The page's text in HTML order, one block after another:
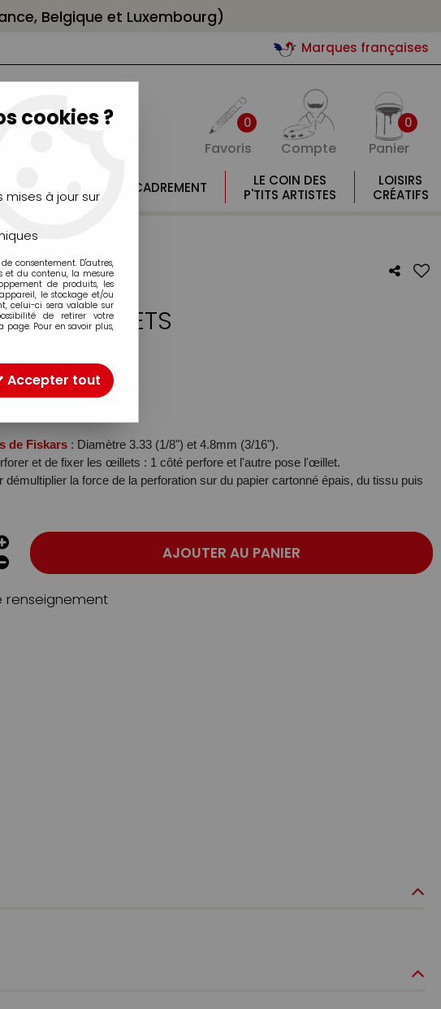
Belgique et Luxembourg)
Marques françaises
0
Favoris Compte
0
Panier
MOULAGE
ENCADREMENT
LE COIN DES
P'TITS ARTISTES
LOISIRS
CRÉATIFS
D'OEILLETS
TTC
de Fiskars : Diamètre 3.33 (1/8") et 4.8mm (3/16").
et de fixer les œillets : 1 côté perfore et l'autre pose l'œillet.
démultiplier la force de la perforation sur du papier cartonné épais, du tissu puis
AJOUTER AU PANIER
renseignement
cookies ?
à jour sur
consentement. D'autres,
et du contenu, la mesure
de produits, les
le stockage et/ou
celui-ci sera valable sur
de retirer votre
Pour en savoir plus,
Accepter tout